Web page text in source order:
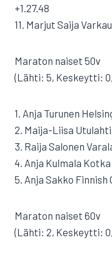
+1.27.48
11. Marjut Saija
Maraton naiset 50v
(Lähti: 5, Keskeytti:
1. Anja Turunen
2. Maija-Liisa
3. Raija Salonen
4. Anja Kulmala Kotka
5. Anja Sakko Finnish
Maraton naiset 60v
(Lähti: 2, Keskeytti: